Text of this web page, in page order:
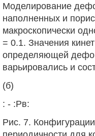
Моделирование
наполненных и
макроскопически
= 0.1. Значения
определяющей
варьировались и
(б)
: - :Рв:
Рис. 7.